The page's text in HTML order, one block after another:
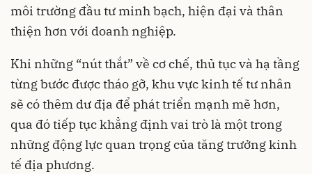
môi trường đầu tư minh bạch, hiện đại và thân
thiện hơn với doanh nghiệp.
Khi những “nút thắt” về cơ chế, thủ tục và hạ tầng
từng bước được tháo gỡ, khu vực kinh tế tư nhân
sẽ có thêm dư địa để phát triển mạnh mẽ hơn,
qua đó tiếp tục khẳng định vai trò là một trong
những động lực quan trọng của tăng trưởng kinh
tế địa phương.